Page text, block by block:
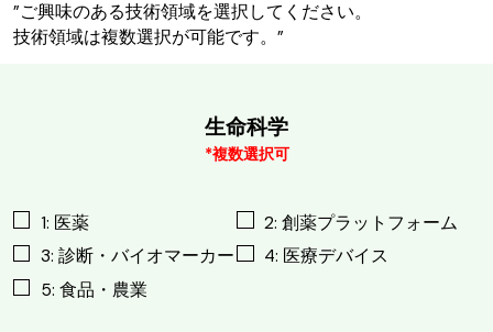
”ご興味のある技術領域を選択してください。
技術領域は複数選択が可能です。”
生命科学
*複数選択可
1: 医薬
2: 創薬プラットフォーム
3: 診断・バイオマーカー
4: 医療デバイス
5: 食品・農業